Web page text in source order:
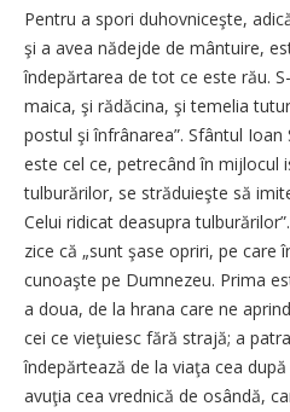
Pentru a spori duhovniceşte,
şi a avea nădejde de mântuire,
îndepărtarea de tot ce este rău.
maica, şi rădăcina, şi temelia
postul şi înfrânarea”. Sfântul
este cel ce, petrecând în mijlocul
tulburărilor, se străduieşte să
Celui ridicat deasupra
zice că „sunt şase opriri, pe care
cunoaşte pe Dumnezeu. Prima
a doua, de la hrana care ne
cei ce vieţuiesc fără strajă; a
îndepărtează de la viaţa cea
avuţia cea vrednică de osândă,